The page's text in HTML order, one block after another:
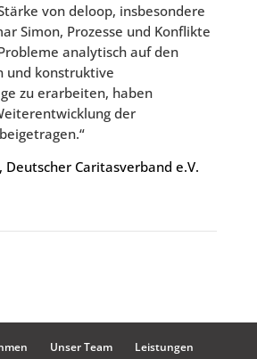
von deloop, insbesondere
Simon, Prozesse und Konflikte
analytisch auf den
und konstruktive
zu erarbeiten, haben
der
Deutscher Caritasverband e.V.
Unser Team Leistungen